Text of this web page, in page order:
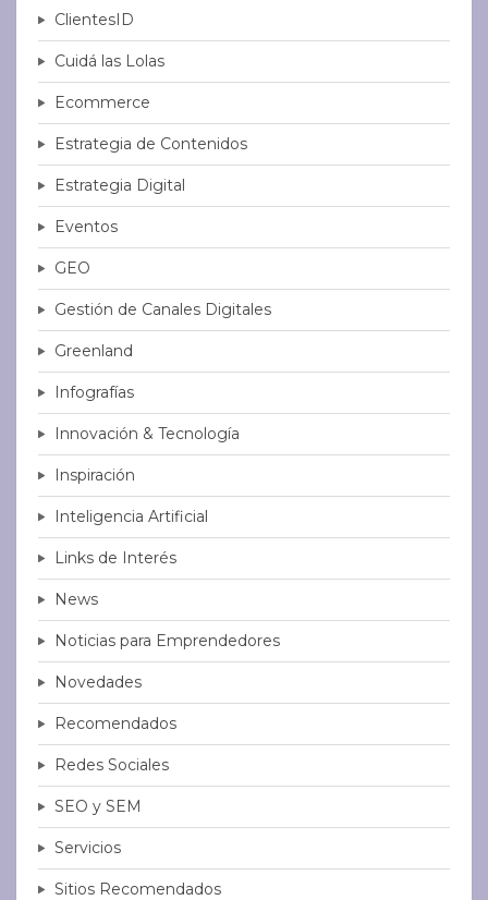
ClientesID
Cuidá las Lolas
Ecommerce
Estrategia de Contenidos
Estrategia Digital
Eventos
GEO
Gestión de Canales Digitales
Greenland
Infografías
Innovación & Tecnología
Inspiración
Inteligencia Artificial
Links de Interés
News
Noticias para Emprendedores
Novedades
Recomendados
Redes Sociales
SEO y SEM
Servicios
Sitios Recomendados